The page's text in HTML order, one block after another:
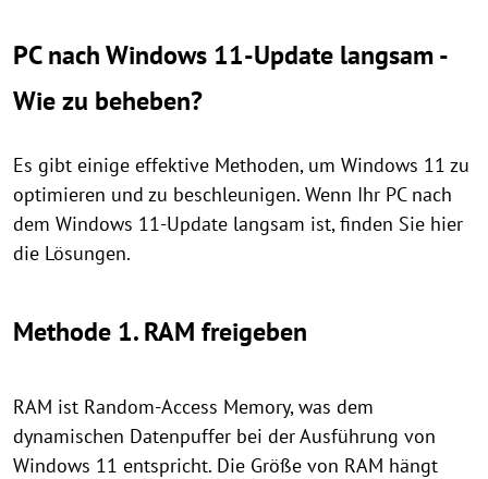
PC nach Windows 11-Update langsam -
Wie zu beheben?
Es gibt einige effektive Methoden, um Windows 11 zu
optimieren und zu beschleunigen. Wenn Ihr PC nach
dem Windows 11-Update langsam ist, finden Sie hier
die Lösungen.
Methode 1. RAM freigeben
RAM ist Random-Access Memory, was dem
dynamischen Datenpuffer bei der Ausführung von
Windows 11 entspricht. Die Größe von RAM hängt